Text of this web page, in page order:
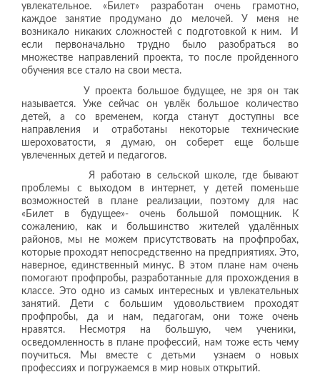
увлекательное. «Билет» разработан очень грамотно,
каждое занятие продумано до мелочей. У меня не
возникало никаких сложностей с подготовкой к ним. И
если первоначально трудно было разобраться во
множестве направлений проекта, то после пройденного
обучения все стало на свои места.
У проекта большое будущее, не зря он так
называется. Уже сейчас он увлёк большое количество
детей, а со временем, когда станут доступны все
направления и отработаны некоторые технические
шероховатости, я думаю, он соберет еще больше
увлеченных детей и педагогов.
Я работаю в сельской школе, где бывают
проблемы с выходом в интернет, у детей поменьше
возможностей в плане реализации, поэтому для нас
«Билет в будущее»- очень большой помощник. К
сожалению, как и большинство жителей удалённых
районов, мы не можем присутствовать на профпробах,
которые проходят непосредственно на предприятиях. Это,
наверное, единственный минус. В этом плане нам очень
помогают профпробы, разработанные для прохождения в
классе. Это одно из самых интересных и увлекательных
занятий. Дети с большим удовольствием проходят
профпробы, да и нам, педагогам, они тоже очень
нравятся. Несмотря на большую, чем ученики,
осведомленность в плане профессий, нам тоже есть чему
поучиться. Мы вместе с детьми узнаем о новых
профессиях и погружаемся в мир новых открытий.